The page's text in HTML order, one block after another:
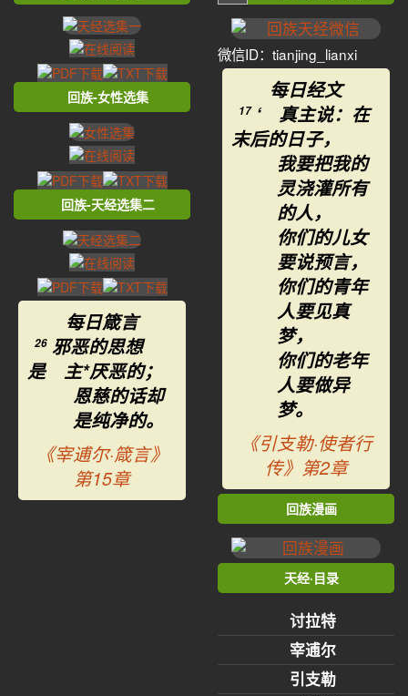
回族-女性选集
回族-天经选集二
每日箴言
26 邪恶的思想
是 主*厌恶的；
恩慈的话却
是纯净的。
《宰逋尔·箴言》
第15章
微信ID：tianjing_lianxi
每日经文
17 ‘ 真主说：在
末后的日子，
我要把我的
灵浇灌所有
的人，
你们的儿女
要说预言，
你们的青年
人要见真
梦，
你们的老年
人要做异
梦。
《引支勒·使者行
传》第2章
回族漫画
天经·目录
讨拉特
宰逋尔
引支勒